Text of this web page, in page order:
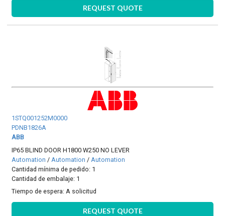
REQUEST QUOTE
1STQ001252M0000
PDNB1826A
ABB
IP65 BLIND DOOR H1800 W250 NO LEVER
Automation / Automation / Automation
Cantidad mínima de pedido: 1
Cantidad de embalaje: 1
Tiempo de espera: A solicitud
REQUEST QUOTE